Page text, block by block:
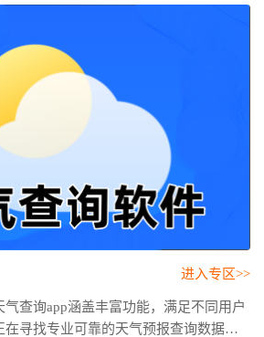
查询app涵盖丰富功能，满足不同用户
寻找专业可靠的天气预报查询数据精
进入专区>>